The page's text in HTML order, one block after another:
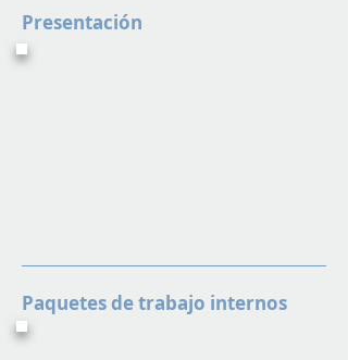
Presentación
Paquetes de trabajo internos